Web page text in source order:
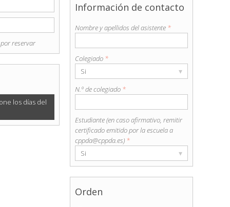
reservar
los días del
Información de contacto
Nombre y apellidos del asistente *
Colegiado *
Si
▾
N.º de colegiado *
Estudiante (en caso afirmativo, remitir
certificado emitido por la escuela a
cppda@cppda.es) *
Si
▾
Orden